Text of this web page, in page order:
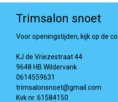
Trimsalon snoet
Voor openingstijden, kijk op de
KJ de Vriezestraat 44
9648 HB Wildervank
0614559631
trimsalonsnoet@gmail.com
Kvk nr. 61584150